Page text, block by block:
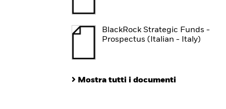
BlackRock Strategic Funds -
Prospectus (Italian - Italy)
Mostra tutti i documenti